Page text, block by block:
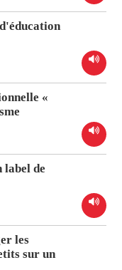
«
label de
les
sur un